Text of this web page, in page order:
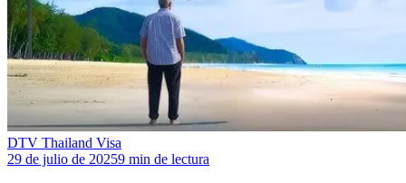
DTV Thailand Visa
29 de julio de 20259 min de lectura